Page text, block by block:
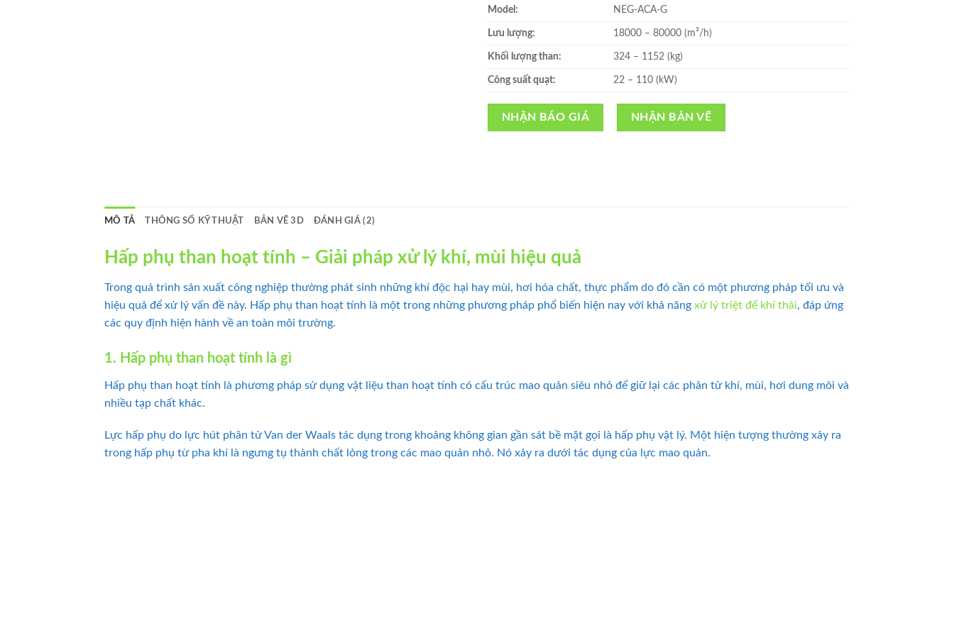
Model: NEG-ACA-G
Lưu lượng: 18000 – 80000 (m³/h)
Khối lượng than: 324 – 1152 (kg)
Công suất quạt: 22 – 110 (kW)
NHẬN BÁO GIÁ NHẬN BẢN VẼ
MÔ TẢ THÔNG SỐ KỸ THUẬT BẢN VẼ 3D ĐÁNH GIÁ (2)
Hấp phụ than hoạt tính – Giải pháp xử lý khí, mùi hiệu quả
Trong quá trình sản xuất công nghiệp thường phát sinh những khí độc hại hay mùi, hơi hóa chất, thực phẩm do đó cần có một phương pháp tối ưu và
hiệu quả để xử lý vấn đề này. Hấp phụ than hoạt tính là một trong những phương pháp phổ biến hiện nay với khả năng xử lý triệt để khí thải, đáp ứng
các quy định hiện hành về an toàn môi trường.
1. Hấp phụ than hoạt tính là gì
Hấp phụ than hoạt tính là phương pháp sử dụng vật liệu than hoạt tính có cấu trúc mao quản siêu nhỏ để giữ lại các phân tử khí, mùi, hơi dung môi và
nhiều tạp chất khác.
Lực hấp phụ do lực hút phân tử Van der Waals tác dụng trong khoảng không gian gần sát bề mặt gọi là hấp phụ vật lý. Một hiện tượng thường xảy ra
trong hấp phụ từ pha khí là ngưng tụ thành chất lỏng trong các mao quản nhỏ. Nó xảy ra dưới tác dụng của lực mao quản.